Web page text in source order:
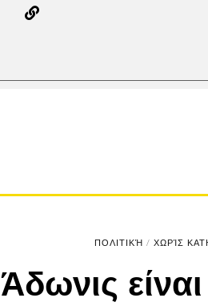
ΠΟΛΙΤΙΚΉ / ΧΩΡΊΣ
Άδωνις